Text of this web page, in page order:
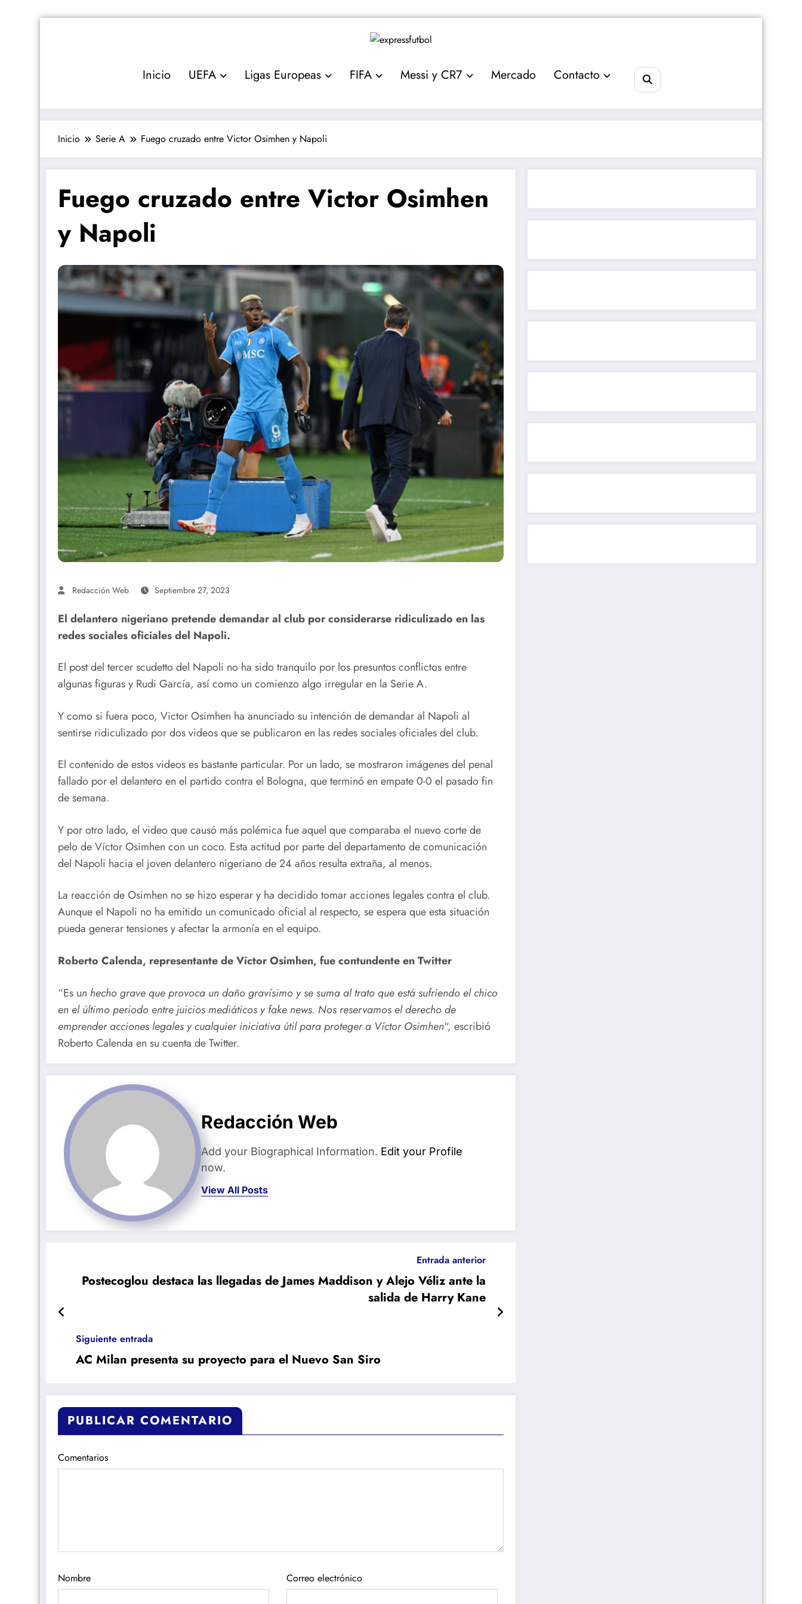
Inicio UEFA Ligas Europeas FIFA Messi y CR7 Mercado Contacto
Inicio Serie A Fuego cruzado entre Victor Osimhen y Napoli
Fuego cruzado entre Victor Osimhen
y Napoli
Redacción Web Septiembre 27, 2023
El delantero nigeriano pretende demandar al club por considerarse ridiculizado en las
redes sociales oficiales del Napoli.
El post del tercer scudetto del Napoli no ha sido tranquilo por los presuntos conflictos entre
algunas figuras y Rudi García, así como un comienzo algo irregular en la Serie A.
Y como si fuera poco, Victor Osimhen ha anunciado su intención de demandar al Napoli al
sentirse ridiculizado por dos videos que se publicaron en las redes sociales oficiales del club.
El contenido de estos videos es bastante particular. Por un lado, se mostraron imágenes del penal
fallado por el delantero en el partido contra el Bologna, que terminó en empate 0-0 el pasado fin
de semana.
Y por otro lado, el video que causó más polémica fue aquel que comparaba el nuevo corte de
pelo de Víctor Osimhen con un coco. Esta actitud por parte del departamento de comunicación
del Napoli hacia el joven delantero nigeriano de 24 años resulta extraña, al menos.
La reacción de Osimhen no se hizo esperar y ha decidido tomar acciones legales contra el club.
Aunque el Napoli no ha emitido un comunicado oficial al respecto, se espera que esta situación
pueda generar tensiones y afectar la armonía en el equipo.
Roberto Calenda, representante de Víctor Osimhen, fue contundente en Twitter
“Es un hecho grave que provoca un daño gravísimo y se suma al trato que está sufriendo el chico
en el último periodo entre juicios mediáticos y fake news. Nos reservamos el derecho de
emprender acciones legales y cualquier iniciativa útil para proteger a Víctor Osimhen“, escribió
Roberto Calenda en su cuenta de Twitter.
Redacción Web
Add your Biographical Information. Edit your Profile
now.
View All Posts
Entrada anterior
Postecoglou destaca las llegadas de James Maddison y Alejo Véliz ante la
salida de Harry Kane
Siguiente entrada
AC Milan presenta su proyecto para el Nuevo San Siro
PUBLICAR COMENTARIO
Comentarios
Nombre Correo electrónico